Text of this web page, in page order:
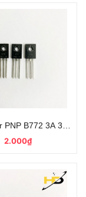
Dây Loại Tốt
PNP B772 3A 30V
2.000₫